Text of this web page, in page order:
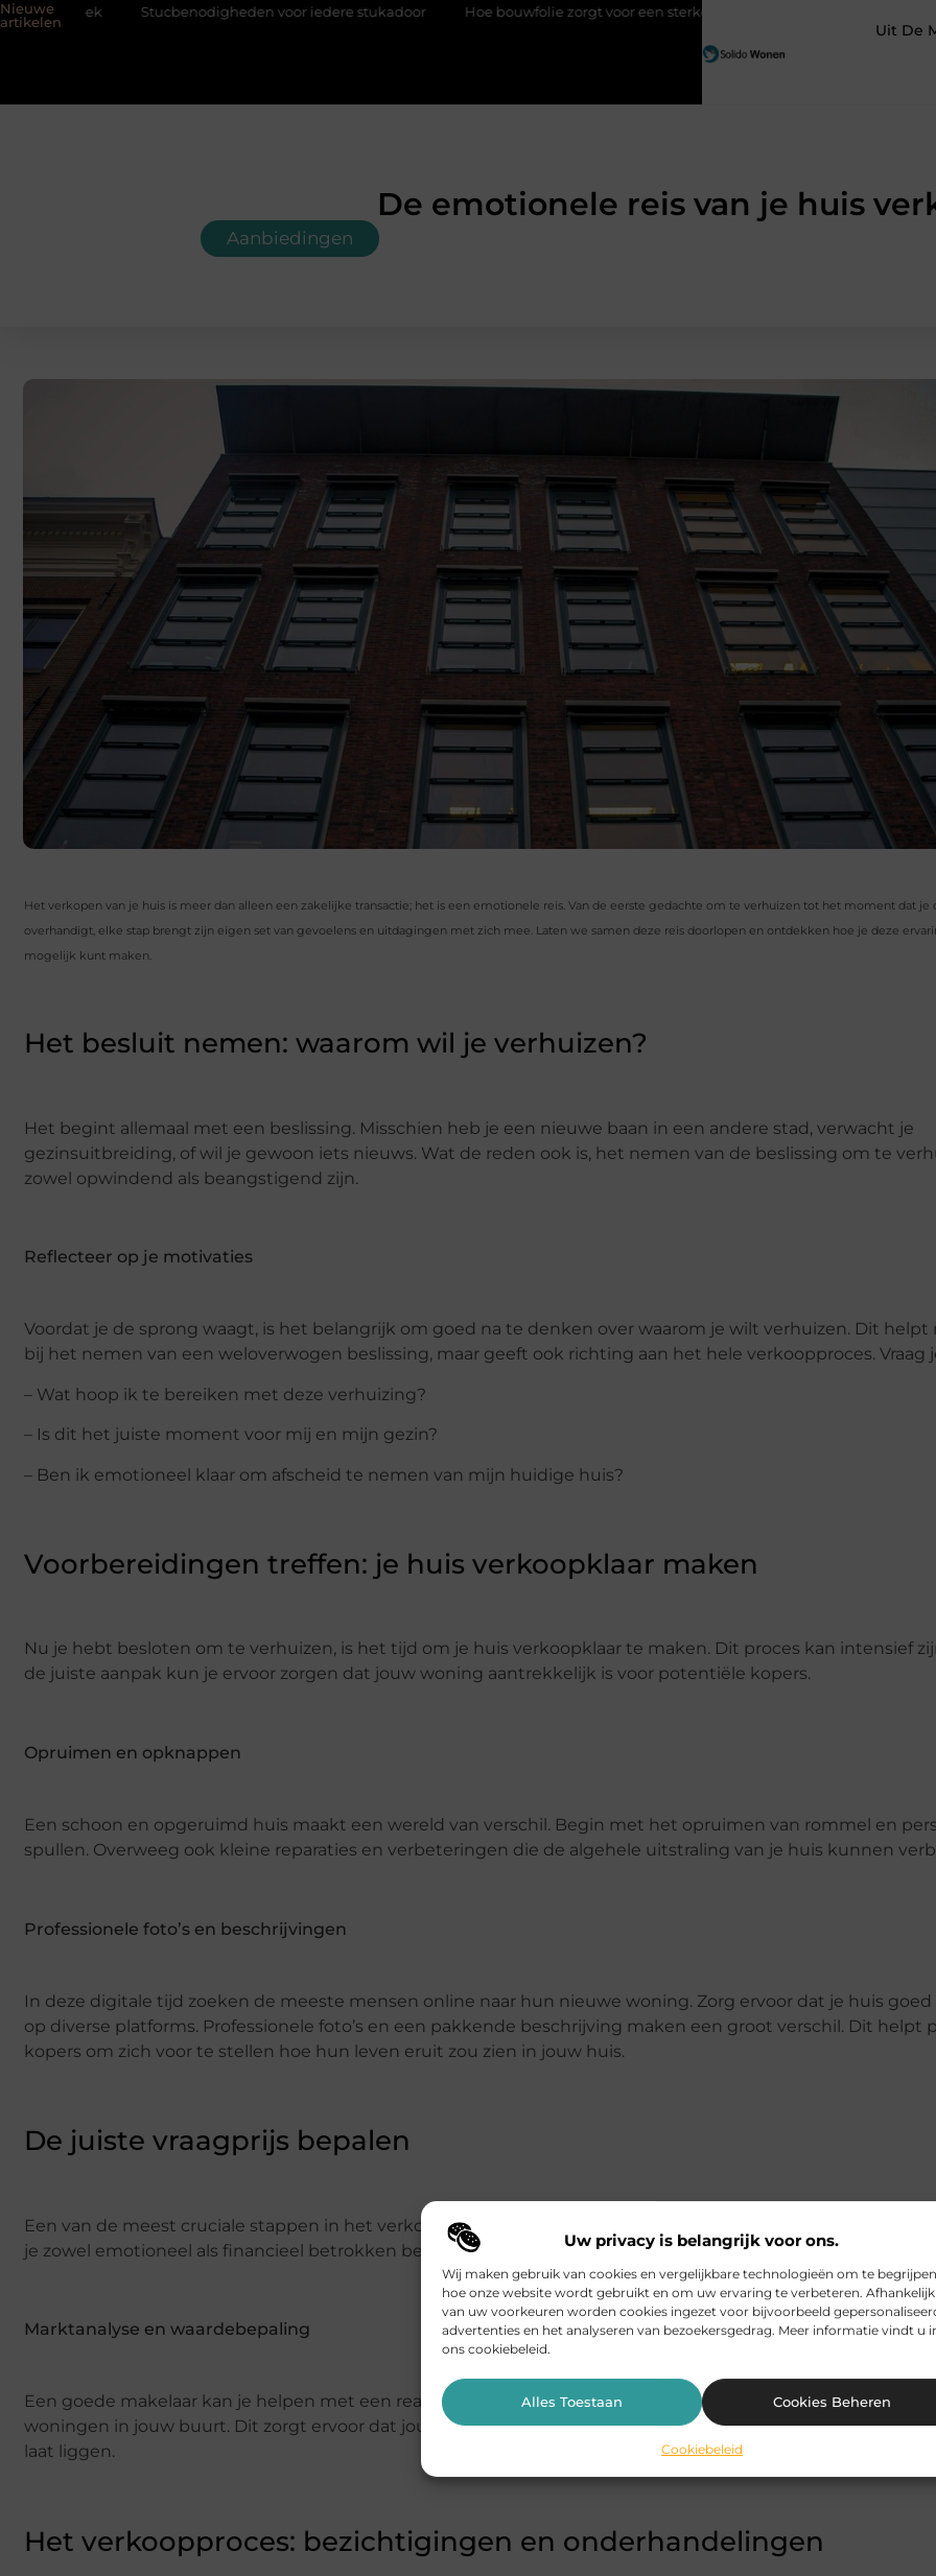
Uw privacy is belangrijk voor ons.
Wij maken gebruik van cookies en vergelijkbare technologieën om te begrijpen
hoe onze website wordt gebruikt en om uw ervaring te verbeteren. Afhankelijk
van uw voorkeuren worden cookies ingezet voor bijvoorbeeld
advertenties en het analyseren van bezoekersgedrag. Meer informatie vindt u
ons cookiebeleid.
Alles Toestaan Cookies Beheren
Cookiebeleid
Nieuwe
artikelen
Stucbenodigheden voor iedere stukadoor Hoe bouwfolie zorgt voor een sterker en droger bouwproject
Uit De
De emotionele reis van je huis
Aanbiedingen
Het verkopen van je huis is meer dan alleen een zakelijke transactie; het is een emotionele reis. Van de eerste gedachte om te verhuizen tot het moment dat je
overhandigt, elke stap brengt zijn eigen set van gevoelens en uitdagingen met zich mee. Laten we samen deze reis doorlopen en ontdekken hoe je deze
mogelijk kunt maken.
Het besluit nemen: waarom wil je verhuizen?
Het begint allemaal met een beslissing. Misschien heb je een nieuwe baan in een andere stad, verwacht je
gezinsuitbreiding, of wil je gewoon iets nieuws. Wat de reden ook is, het nemen van de beslissing om te
zowel opwindend als beangstigend zijn.
Reflecteer op je motivaties
Voordat je de sprong waagt, is het belangrijk om goed na te denken over waarom je wilt verhuizen. Dit helpt
bij het nemen van een weloverwogen beslissing, maar geeft ook richting aan het hele verkoopproces. Vraag
– Wat hoop ik te bereiken met deze verhuizing?
– Is dit het juiste moment voor mij en mijn gezin?
– Ben ik emotioneel klaar om afscheid te nemen van mijn huidige huis?
Voorbereidingen treffen: je huis verkoopklaar maken
Nu je hebt besloten om te verhuizen, is het tijd om je huis verkoopklaar te maken. Dit proces kan intensief
de juiste aanpak kun je ervoor zorgen dat jouw woning aantrekkelijk is voor potentiële kopers.
Opruimen en opknappen
Een schoon en opgeruimd huis maakt een wereld van verschil. Begin met het opruimen van rommel en
spullen. Overweeg ook kleine reparaties en verbeteringen die de algehele uitstraling van je huis kunnen
Professionele foto’s en beschrijvingen
In deze digitale tijd zoeken de meeste mensen online naar hun nieuwe woning. Zorg ervoor dat je huis goed
op diverse platforms. Professionele foto’s en een pakkende beschrijving maken een groot verschil. Dit helpt
kopers om zich voor te stellen hoe hun leven eruit zou zien in jouw huis.
De juiste vraagprijs bepalen
Een van de meest cruciale stappen in het verkoopproces is het bepalen van de juiste vraagprijs. Dit kan
je zowel emotioneel als financieel betrokken bent bij je huis.
Marktanalyse en waardebepaling
Een goede makelaar kan je helpen met een realistische waardebepaling gebaseerd op markttrends en
woningen in jouw buurt. Dit zorgt ervoor dat jouw huis aantrekkelijk geprijsd is voor potentiële kopers
laat liggen.
Het verkoopproces: bezichtigingen en onderhandelingen